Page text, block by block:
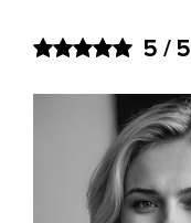
5 / 5